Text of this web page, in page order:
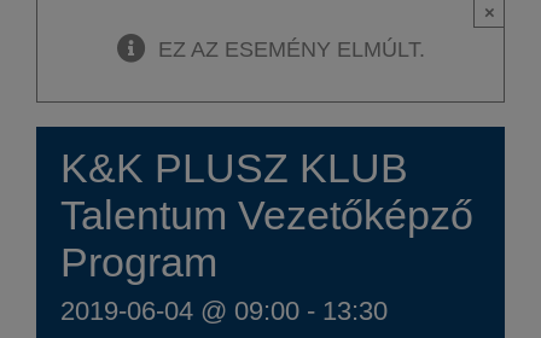
EZ AZ ESEMÉNY ELMÚLT.
×
K&K PLUSZ KLUB
Talentum Vezetőképző
Program
2019-06-04 @ 09:00 - 13:30